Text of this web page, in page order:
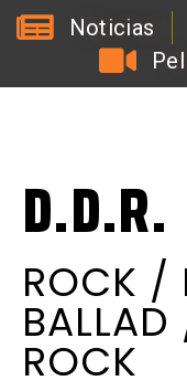
Noticias
D.D.R.
ROCK /
ROCK